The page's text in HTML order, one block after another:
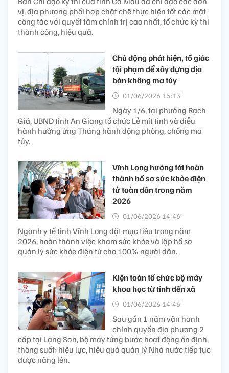
vị, địa phương phối hợp chặt chẽ thực hiện tốt các mặt
công tác với quyết tâm chính trị cao nhất, tổ chức kỳ thi
thành công, hiệu quả.
Chủ động phát hiện, tố giác
tội phạm để xây dựng địa
bàn không ma túy
01/06/2026 15:13’
Ngày 1/6, tại phường Rạch
Giá, UBND tỉnh An Giang tổ chức Lễ mít tinh và diễu
hành hưởng ứng Tháng hành động phòng, chống ma
túy.
Vĩnh Long hướng tới hoàn
thành hồ sơ sức khỏe điện
tử toàn dân trong năm
2026
01/06/2026 14:46’
Ngành y tế tỉnh Vĩnh Long đặt mục tiêu trong năm
2026, hoàn thành việc khám sức khỏe và lập hồ sơ
quản lý sức khỏe điện tử cho 100% người dân.
Kiện toàn tổ chức bộ máy
khoa học từ tỉnh đến xã
01/06/2026 14:46’
Sau gần 1 năm vận hành
chính quyền địa phương 2
cấp tại Lạng Sơn, bộ máy từng bước hoạt động ổn định,
thông suốt; hiệu lực, hiệu quả quản lý Nhà nước tiếp tục
được nâng lên.